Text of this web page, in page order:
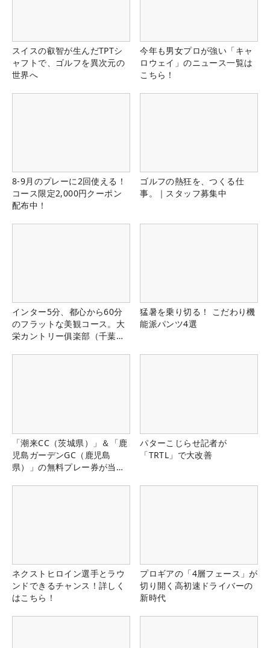
スイスの叡智が生んだTPTシ
ャフトで、ゴルフを異次元の
世界へ
今年も男女プロが強い「キャ
ロウェイ」のニュース一覧は
こちら！
8-9月のプレーに2回使える！
コース限定2,000円クーポン
配布中！
ゴルフの熱狂を、つくる仕
事。｜スタッフ募集中
インター5分、都心から60分
のフラットな美観コース。大
栄カントリー俱楽部（千葉
猛暑を乗り切る！ こだわり機
能派パンツ4選
「潮来CC（茨城県）」＆「鹿
児島ガーデンGC（鹿児島
県）」の無料プレー券が当た
パターこじらせ記者が
「TRTL」で大改善
ネクストヒロイン選手とラウ
ンドできるチャンス！詳しく
はこちら！
プロギアの「4層フェース」が
切り開く高初速ドライバーの
新時代